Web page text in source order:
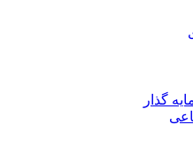
گذار